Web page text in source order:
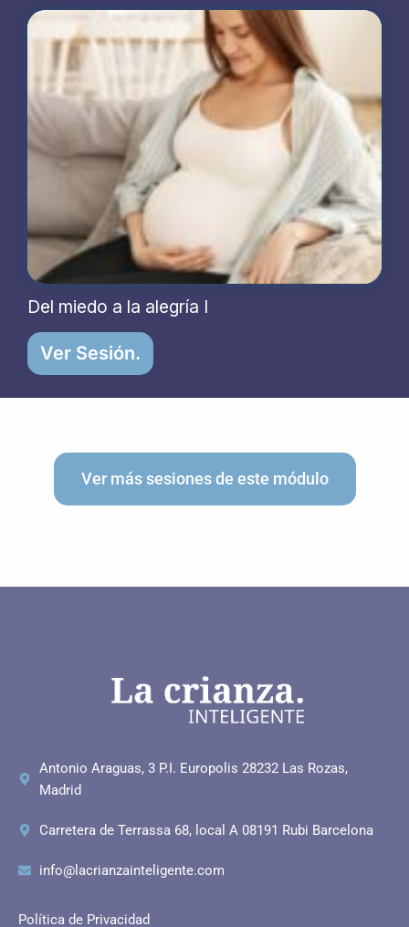
Del miedo a la alegría I
Ver Sesión.
Ver más sesiones de este módulo
Antonio Araguas, 3 P.I. Europolis 28232 Las Rozas,
Madrid
Carretera de Terrassa 68, local A 08191 Rubi Barcelona
info@lacrianzainteligente.com
Política de Privacidad